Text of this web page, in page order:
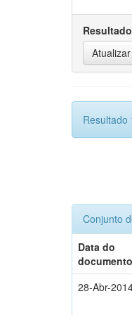
Resultado
Conjunto
Data do
documento
28-Abr-